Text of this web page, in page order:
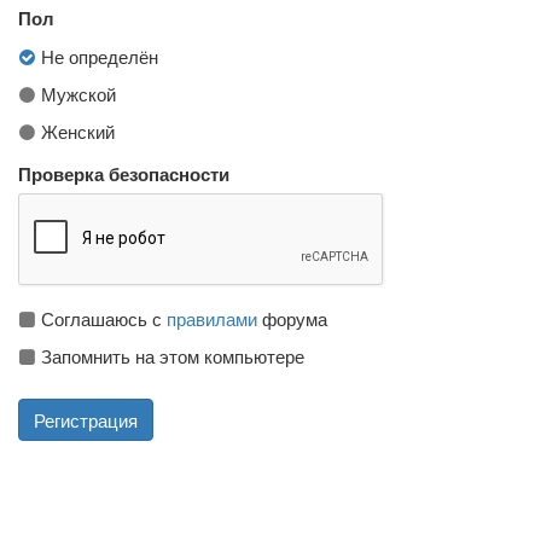
Пол
Не определён
Мужской
Женский
Проверка безопасности
Соглашаюсь с правиламифорума
Запомнить на этом компьютере